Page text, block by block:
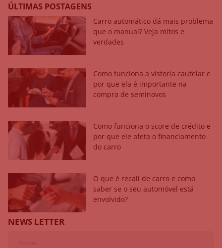
ÚLTIMAS POSTAGENS
Carro automático dá mais problema
que o manual? Veja mitos e
verdades
Como funciona a vistoria cautelar e
por que ela é importante na
compra de seminovos
Como funciona o score de crédito e
por que ele afeta o financiamento
do carro
O que é recall de carro e como
saber se o seu automóvel está
envolvido?
NEWS LETTER